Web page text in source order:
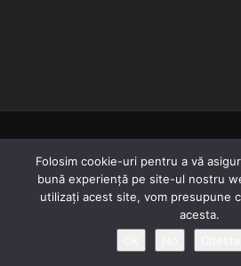
© 2018-
Folosim cookie-uri pentru a vă
bună experiență pe site-ul nostru
utilizați acest site, vom presupune
acesta.